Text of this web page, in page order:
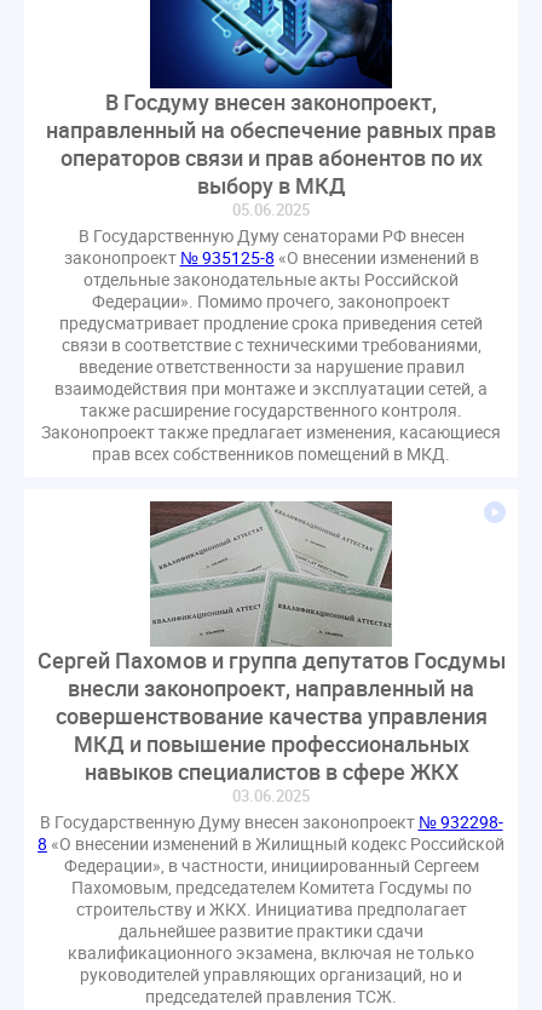
В Госдуму внесен законопроект,
направленный на обеспечение равных прав
операторов связи и прав абонентов по их
выбору в МКД
05.06.2025
В Государственную Думу сенаторами РФ внесен
законопроект № 935125-8 «О внесении изменений в
отдельные законодательные акты Российской
Федерации». Помимо прочего, законопроект
предусматривает продление срока приведения сетей
связи в соответствие с техническими требованиями,
введение ответственности за нарушение правил
взаимодействия при монтаже и эксплуатации сетей, а
также расширение государственного контроля.
Законопроект также предлагает изменения, касающиеся
прав всех собственников помещений в МКД.
Сергей Пахомов и группа депутатов Госдумы
внесли законопроект, направленный на
совершенствование качества управления
МКД и повышение профессиональных
навыков специалистов в сфере ЖКХ
03.06.2025
В Государственную Думу внесен законопроект № 932298-
8 «О внесении изменений в Жилищный кодекс Российской
Федерации», в частности, инициированный Сергеем
Пахомовым, председателем Комитета Госдумы по
строительству и ЖКХ. Инициатива предполагает
дальнейшее развитие практики сдачи
квалификационного экзамена, включая не только
руководителей управляющих организаций, но и
председателей правления ТСЖ.